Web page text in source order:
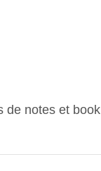
de notes et book